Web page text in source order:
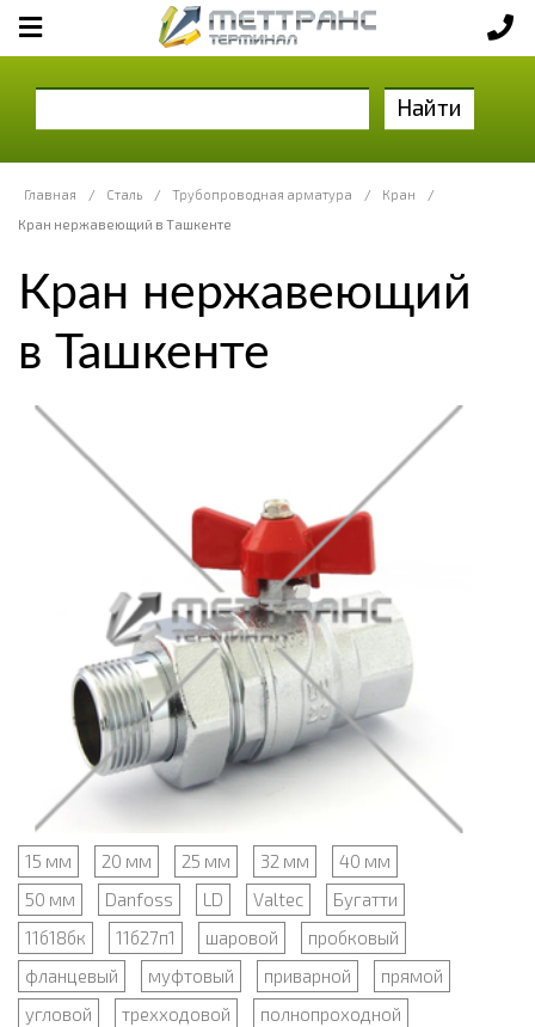
Найти
Главная / Сталь / Трубопроводная арматура / Кран
/
Кран нержавеющий в Ташкенте
Кран нержавеющий
в Ташкенте
15 мм 20 мм 25 мм 32 мм
40 мм
50 мм
Danfoss LD Valtec
Бугатти
11б18бк
11б27п1 шаровой
пробковый
фланцевый
муфтовый приварной
прямой
угловой
трехходовой
полнопроходной